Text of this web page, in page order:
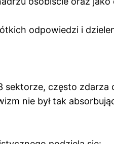
odpowiedzi i
sektorze, często
nie był tak